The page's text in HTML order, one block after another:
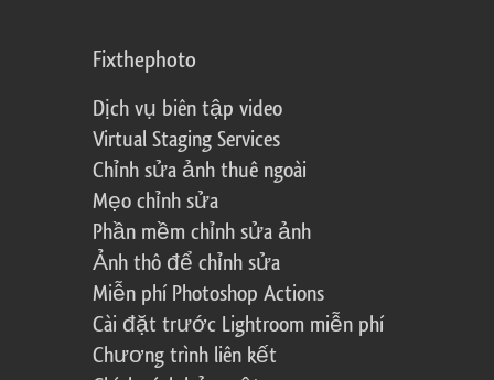
Fixthephoto
Dịch vụ biên tập video
Virtual Staging Services
Chỉnh sửa ảnh thuê ngoài
Mẹo chỉnh sửa
Phần mềm chỉnh sửa ảnh
Ảnh thô để chỉnh sửa
Miễn phí Photoshop Actions
Cài đặt trước Lightroom miễn phí
Chương trình liên kết